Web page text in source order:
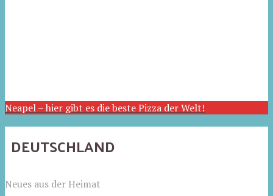
Neapel – hier gibt es die beste Pizza der Welt!
DEUTSCHLAND
Neues aus der Heimat